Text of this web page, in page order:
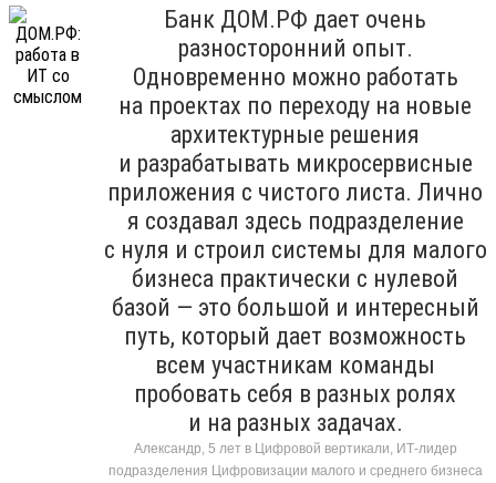
Банк ДОМ.РФ дает очень
разносторонний опыт.
Одновременно можно работать
на проектах по переходу на новые
архитектурные решения
и разрабатывать микросервисные
приложения с чистого листа. Лично
я создавал здесь подразделение
с нуля и строил системы для малого
бизнеса практически с нулевой
базой — это большой и интересный
путь, который дает возможность
всем участникам команды
пробовать себя в разных ролях
и на разных задачах.
Александр, 5 лет в Цифровой вертикали, ИТ-лидер
подразделения Цифровизации малого и среднего бизнеса